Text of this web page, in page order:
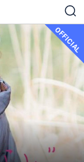
OFFICIAL